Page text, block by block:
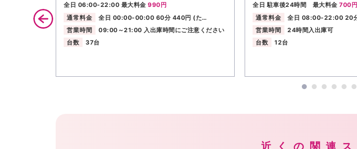
全日 06:00-22:00 最大料金 990円
通常料金
全日 00:00-00:00 60分 440円 (た…
営業時間
09:00～21:00 入出庫時間にご注意ください
台数
37台
全日 駐車後24時間 最大料金 700円
通常料金
全日 08:00-22:00 20
営業時間
24時間入出庫可
台数
12台
近くの関連